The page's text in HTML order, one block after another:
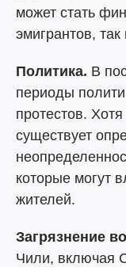
может стать
эмигрантов,
Политика. В
периоды
протестов.
существует
которые могут
жителей.
Загрязнение
Чили, включая